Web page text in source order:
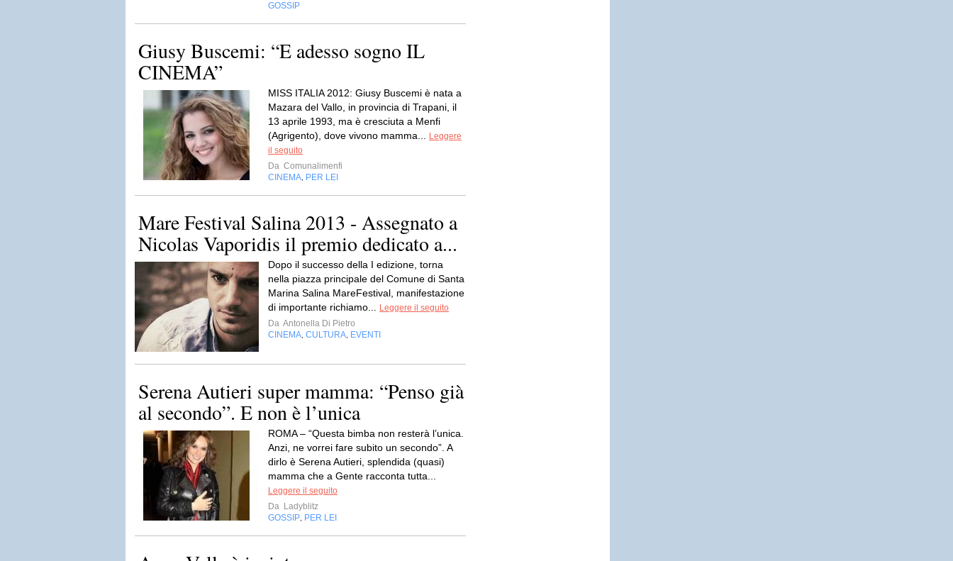
GOSSIP
Giusy Buscemi: “E adesso sogno IL
CINEMA”
MISS ITALIA 2012: Giusy Buscemi è nata a
Mazara del Vallo, in provincia di Trapani, il
13 aprile 1993, ma è cresciuta a Menfi
(Agrigento), dove vivono mamma...
Leggere
il seguito
Da Comunalimenfi
CINEMA PER LEI
Mare Festival Salina 2013 - Assegnato a
Nicolas Vaporidis il premio dedicato a...
Dopo il successo della I edizione, torna
nella piazza principale del Comune di Santa
Marina Salina MareFestival, manifestazione
di importante richiamo...
Leggere il seguito
Da Antonella Di Pietro
CINEMA CULTURA EVENTI
Serena Autieri super mamma: “Penso già
al secondo”. E non è l’unica
ROMA – “Questa bimba non resterà l’unica.
Anzi, ne vorrei fare subito un secondo”. A
dirlo è Serena Autieri, splendida (quasi)
mamma che a Gente racconta tutta...
Leggere il seguito
Da Ladyblitz
GOSSIP PER LEI